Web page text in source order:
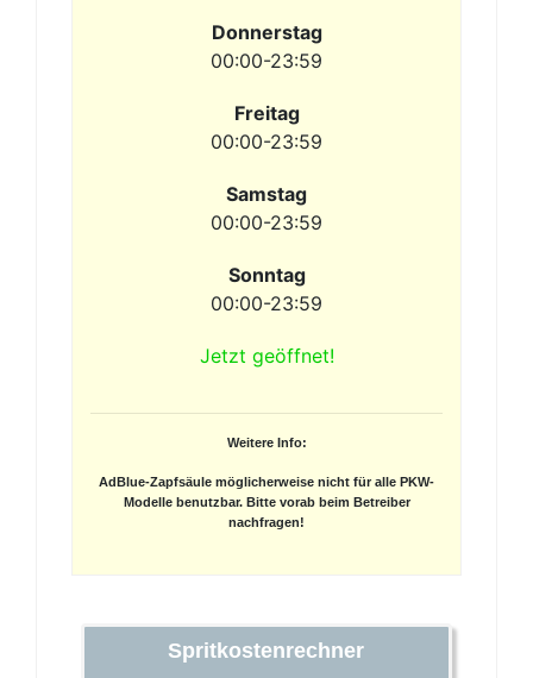
Donnerstag
00:00-23:59
Freitag
00:00-23:59
Samstag
00:00-23:59
Sonntag
00:00-23:59
Jetzt geöffnet!
Weitere Info:
AdBlue-Zapfsäule möglicherweise nicht für alle PKW-
Modelle benutzbar. Bitte vorab beim Betreiber
nachfragen!
Spritkostenrechner